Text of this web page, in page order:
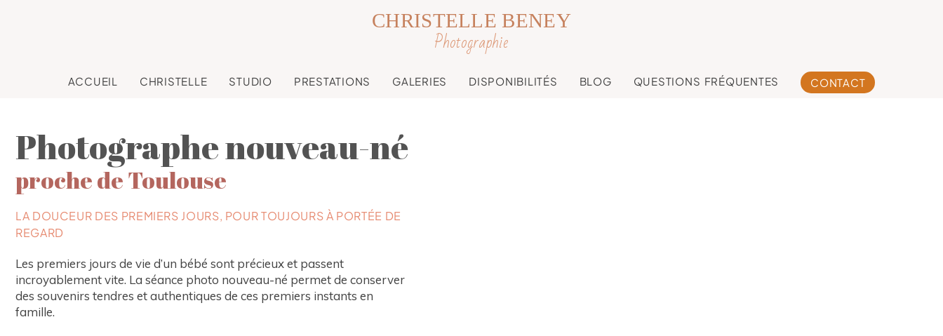
Photographie
CHRISTELLE BENEY
ACCUEIL CHRISTELLE STUDIO PRESTATIONS GALERIES DISPONIBILITÉS BLOG QUESTIONS FRÉQUENTES CONTACT
Photographe nouveau-né
proche de Toulouse
LA DOUCEUR DES PREMIERS JOURS, POUR TOUJOURS À PORTÉE DE
REGARD
Les premiers jours de vie d’un bébé sont précieux et passent
incroyablement vite. La séance photo nouveau-né permet de conserver
des souvenirs tendres et authentiques de ces premiers instants en
famille.